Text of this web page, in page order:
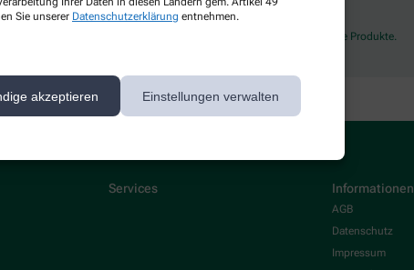
Sie unserer Datenschutzerklärung entnehmen.
akzeptieren Einstellungen verwalten
Gültig auf das gesamte Sortiment, ausgeschlossen rezeptpflichtige Produkte.
Services Informationen
AGB
Datenschutz
Impressum